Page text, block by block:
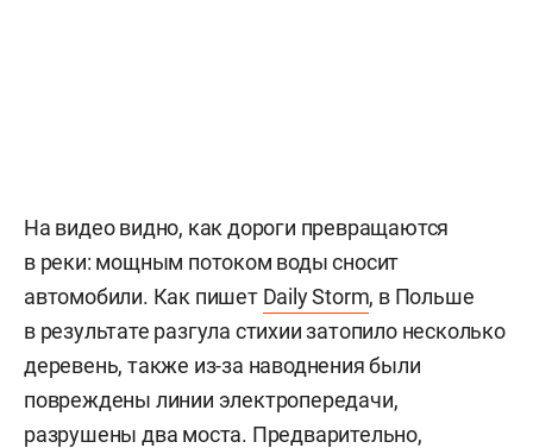
На видео видно, как дороги превращаются
в реки: мощным потоком воды сносит
автомобили. Как пишет Daily Storm, в Польше
в результате разгула стихии затопило несколько
деревень, также из-за наводнения были
повреждены линии электропередачи,
разрушены два моста. Предварительно,